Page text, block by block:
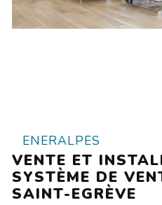
ENERALPES
VENTE ET
SYSTÈME DE
SAINT-EGRÈVE